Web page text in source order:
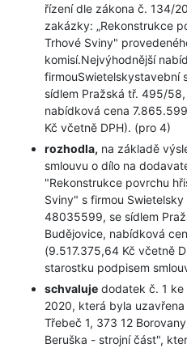
řízení dle zákona č. 134/
zakázky: „Rekonstrukce
Trhové Sviny"
komisí.Nejvýhodnější
firmouSwietelskystavební
sídlem Pražská tř. 495/
nabídková cena
Kč včetně DPH). (pro 4)
rozhodla, na základě
smlouvu o dílo na
"Rekonstrukce povrchu
Sviny" s firmou
48035599, se sídlem
Budějovice, nabídková
(9.517.375,64 Kč včetně
starostku podpisem
schvaluje dodatek č. 1 ke
2020, která byla
Třebeč 1, 373 12
Beruška - strojní část",